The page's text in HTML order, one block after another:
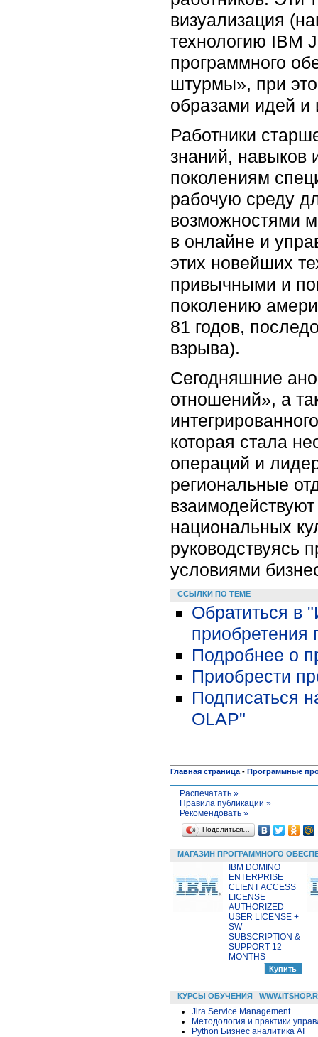
визуализация
технологию IBM
программного
штурмы», при
образами идей и
Работники
знаний, навыков
поколениям
рабочую среду
возможностями
в онлайне и
этих новейших
привычными и
поколению
81 годов,
взрыва).
Сегодняшние
отношений», а
которая стала
операций и
региональные
национальных
руководствуясь
условиями
ССЫЛКИ ПО ТЕМЕ
Обратиться в
приобретения
Подробнее о
Приобрести
Подписаться
OLAP"
Главная страница - Программные
Распечатать »
Правила публикации »
Рекомендовать »
Поделиться…
МАГАЗИН ПРОГРАММНОГО
IBM DOMINO
ENTERPRISE
CLIENT ACCESS
LICENSE
AUTHORIZED
USER LICENSE +
SW
SUBSCRIPTION &
SUPPORT 12
MONTHS
КУРСЫ ОБУЧЕНИЯ
Jira Service Management
Методология и практики
Python Бизнес аналитика AI